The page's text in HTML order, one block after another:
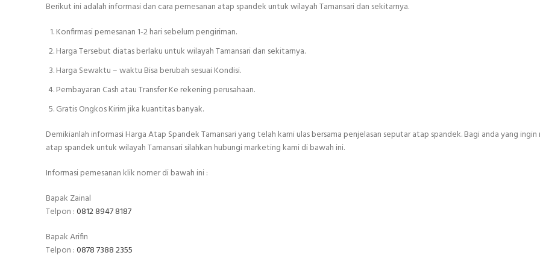
Berikut ini adalah informasi dan cara pemesanan atap spandek untuk wilayah Tamansari dan sekitarnya.
Konfirmasi pemesanan 1-2 hari sebelum pengiriman.
Harga Tersebut diatas berlaku untuk wilayah Tamansari dan sekitarnya.
Harga Sewaktu – waktu Bisa berubah sesuai Kondisi.
Pembayaran Cash atau Transfer Ke rekening perusahaan.
Gratis Ongkos Kirim jika kuantitas banyak.
Demikianlah informasi Harga Atap Spandek Tamansari yang telah kami ulas bersama penjelasan seputar atap spandek. Bagi anda yang ingin
atap spandek untuk wilayah Tamansari silahkan hubungi marketing kami di bawah ini.
Informasi pemesanan klik nomer di bawah ini :
Bapak Zainal
Telpon :0812 8947 8187
Bapak Arifin
Telpon :0878 7388 2355